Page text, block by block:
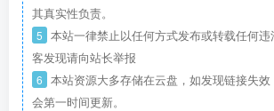
其真实性负责。
5 本站一律禁止以任何方式发布或转载任何
客发现请向站长举报
6 本站资源大多存储在云盘，如发现链接失
会第一时间更新。